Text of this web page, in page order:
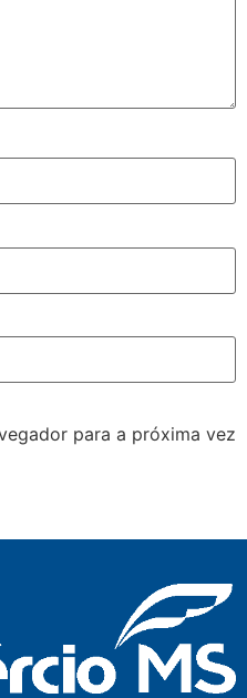
para a próxima vez